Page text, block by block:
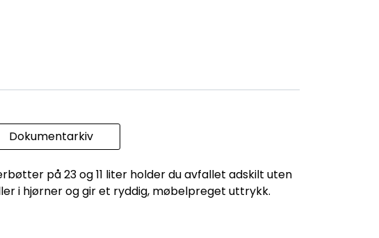
Dokumentarkiv
på 23 og 11 liter holder du avfallet adskilt uten
i hjørner og gir et ryddig, møbelpreget uttrykk.